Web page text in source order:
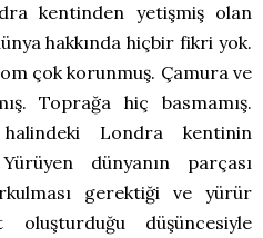
kentinden yetişmiş olan
hakkında hiçbir fikri yok.
çok korunmuş. Çamura ve
Toprağa hiç basmamış.
Londra kentinin
dünyanın parçası
gerektiği ve yürür
düşüncesiyle